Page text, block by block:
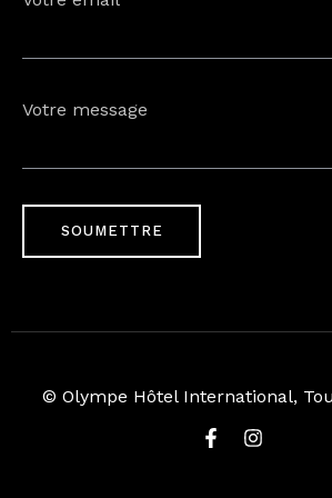
Votre message
© Olympe Hôtel International,